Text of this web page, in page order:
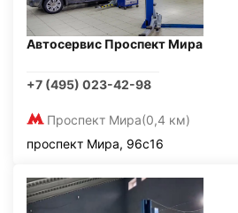
Автосервис Проспект Мира
+7 (495) 023-42-98
Проспект Мира(0,4 км)
проспект Мира, 96с16